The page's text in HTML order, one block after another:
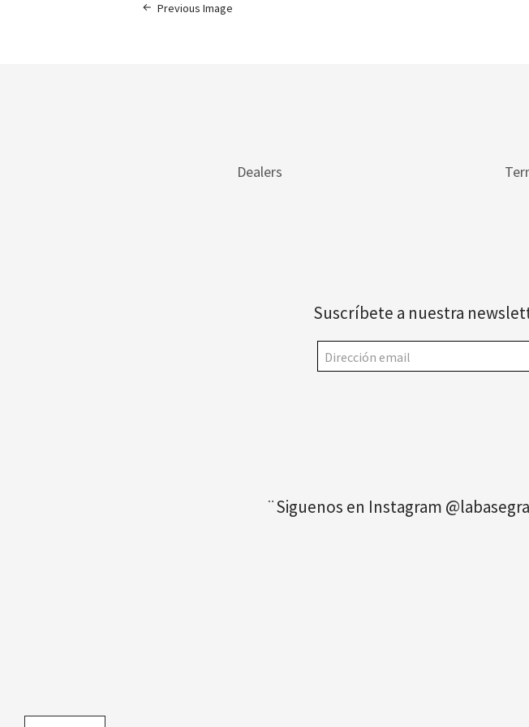
Previous Image
Dealers
Suscríbete a nuestra
¨Siguenos en Instagram